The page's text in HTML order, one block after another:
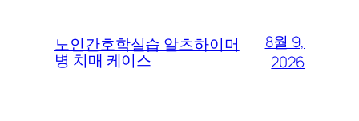
노인간호학실습 알츠하이머
병 치매 케이스
8월 9,
2026